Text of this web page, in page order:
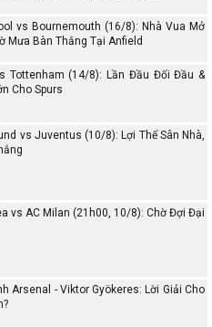
vs Bournemouth (16/8): Nhà Vua Mở
Mưa Bàn Thắng Tại Anfield
Tottenham (14/8): Lần Đầu Đối Đầu &
Cho Spurs
vs Juventus (10/8): Lợi Thế Sân Nhà,
vs AC Milan (21h00, 10/8): Chờ Đợi Đại
Arsenal - Viktor Gyökeres: Lời Giải Cho